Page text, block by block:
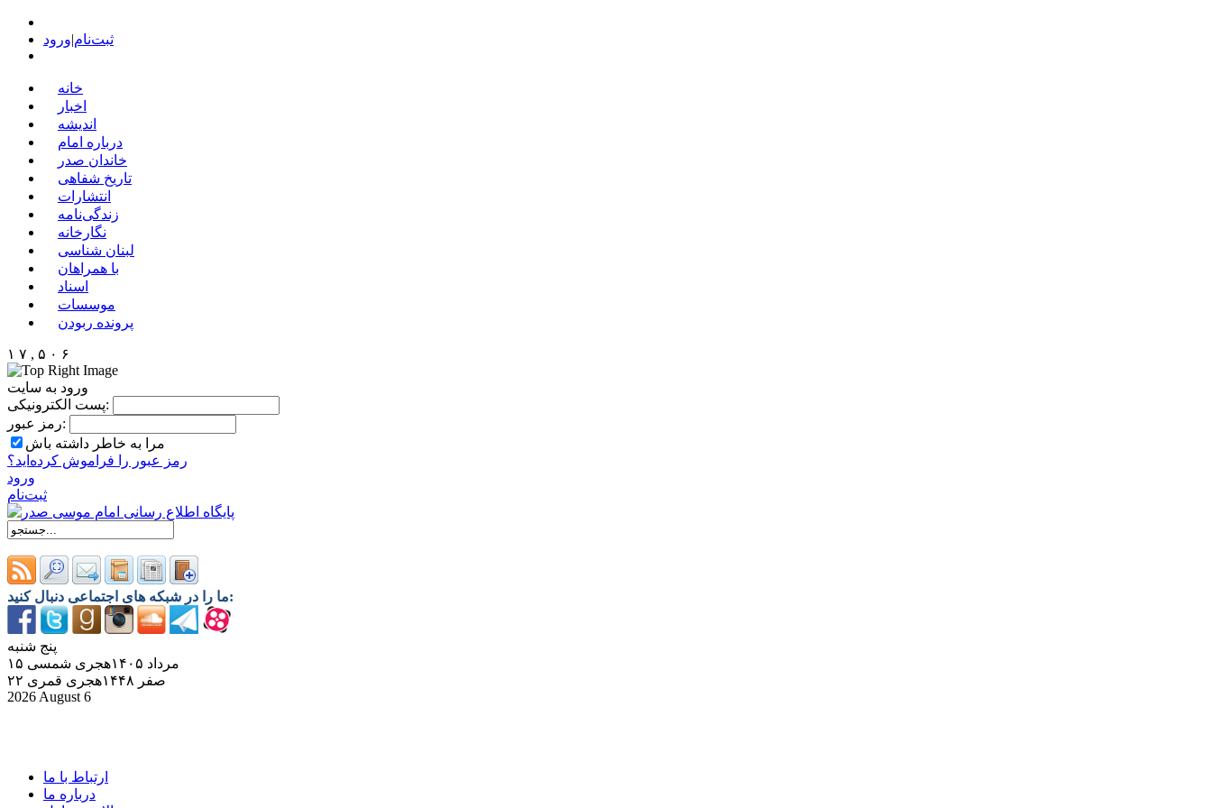
ثبت‌نام|ورود
خانه
اخبار
اندیشه
درباره امام
خاندان صدر
تاریخ شفاهی
انتشارات
زندگی‌نامه
نگارخانه
لبنان شناسی
با همراهان
اسناد
موسسات
پرونده ربودن
۱ ۷ , ۵ ۰ ۶
ورود به سایت
پست الکترونیکی:
رمز عبور:
مرا به خاطر داشته باش
رمز ‌عبور را فراموش کرده‌اید؟
ورود
ثبت‌نام
ما را در شبکه های اجتماعی دنبال کنید:
پنج شنبه
۱۵ مرداد ۱۴۰۵هجری شمسی
۲۲ صفر ۱۴۴۸هجری قمری
2026 August 6
ارتباط با ما
درباره ما